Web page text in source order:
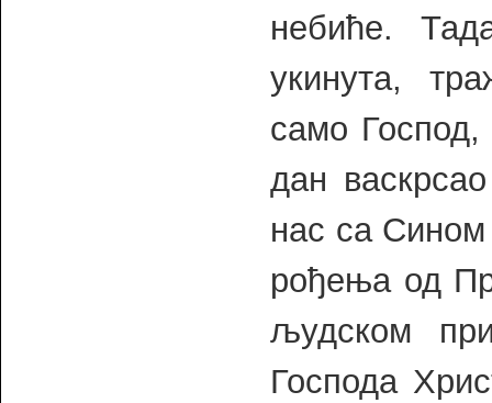
небиће.
укинута,
само Господ,
дан
нас са
рођења од
људском
Господа